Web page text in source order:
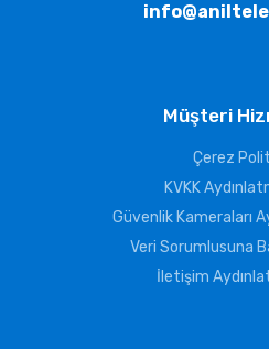
Müşteri
Çerez
KVKK
Güvenlik Kameraları
Veri Sorumlusuna
İletişim